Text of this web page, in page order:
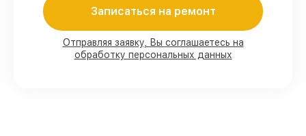
80%работ под контролем клиента
90%комплектующих для фотовспышек
имеются в наличии или доступны для
Записаться на ремонт
Отправляя заявку, Вы соглашаетесь на
обработку персональных данных